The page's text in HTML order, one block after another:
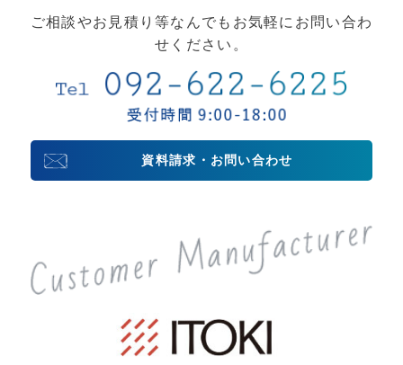
ご相談やお見積り等なんでもお気軽にお問い合わ
せください。
資料請求・お問い合わせ